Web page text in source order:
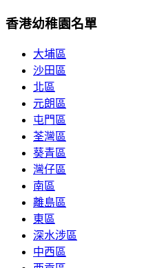
香港幼稚園名單
大埔區
沙田區
北區
元朗區
屯門區
荃灣區
葵青區
灣仔區
南區
離島區
東區
深水涉區
中西區